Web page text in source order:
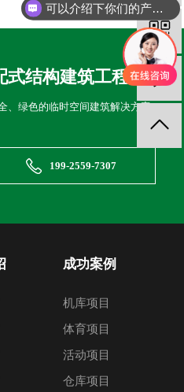
式结构建筑工程
、绿色的临时空间建筑解决方案
199-2559-7307
成功案例
机库项目
体育项目
活动项目
仓库项目
可以介绍下你们的产品么